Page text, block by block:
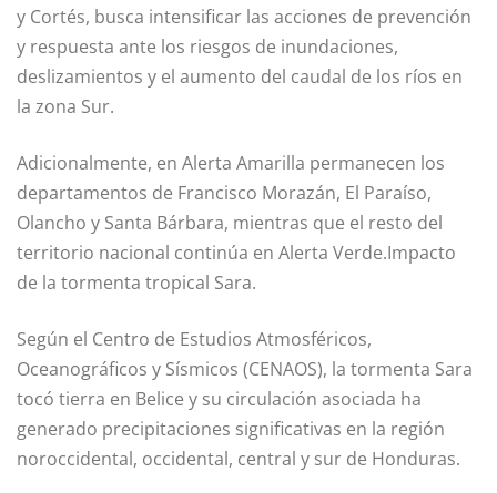
y Cortés, busca intensificar las acciones de prevención
y respuesta ante los riesgos de inundaciones,
deslizamientos y el aumento del caudal de los ríos en
la zona Sur.
Adicionalmente, en Alerta Amarilla permanecen los
departamentos de Francisco Morazán, El Paraíso,
Olancho y Santa Bárbara, mientras que el resto del
territorio nacional continúa en Alerta Verde.Impacto
de la tormenta tropical Sara.
Según el Centro de Estudios Atmosféricos,
Oceanográficos y Sísmicos (CENAOS), la tormenta Sara
tocó tierra en Belice y su circulación asociada ha
generado precipitaciones significativas en la región
noroccidental, occidental, central y sur de Honduras.